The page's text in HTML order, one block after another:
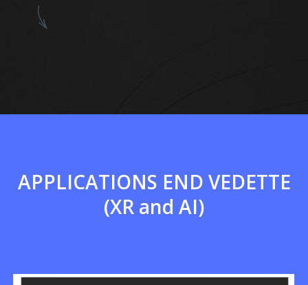
APPLICATIONS END VEDETTE
(XR and AI)